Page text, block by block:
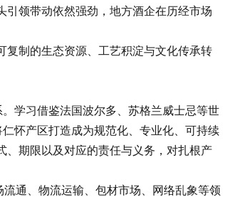
领带动依然强劲，地方酒企在历经市场
制的生态资源、工艺积淀与文化传承转
学习借鉴法国波尔多、苏格兰威士忌等世
怀产区打造成为规范化、专业化、可持续
、期限以及对应的责任与义务，对扎根产
通、物流运输、包材市场、网络乱象等领